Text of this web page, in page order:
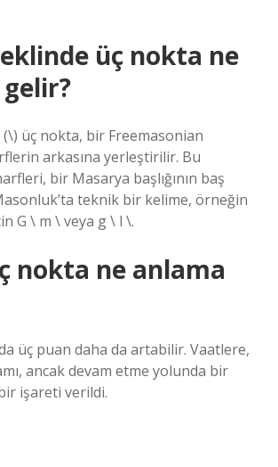
üç nokta ne
üç nokta, bir Freemasonian
arkasına yerleştirilir. Bu
bir Masarya başlığının baş
teknik bir kelime, örneğin
G \ m \ veya g \ l \.
nokta ne anlama
üç puan daha da artabilir. Vaatlere,
ancak devam etme yolunda bir
işareti verildi.